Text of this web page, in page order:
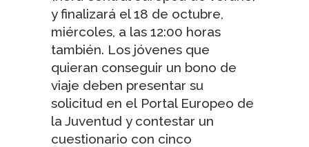
y finalizará el 18 de octubre,
miércoles, a las 12:00 horas
también. Los jóvenes que
quieran conseguir un bono de
viaje deben presentar su
solicitud en el Portal Europeo de
la Juventud y contestar un
cuestionario con cinco